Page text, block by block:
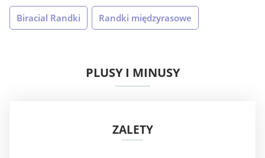
Biracial Randki Randki międzyrasowe
PLUSY I MINUSY
ZALETY